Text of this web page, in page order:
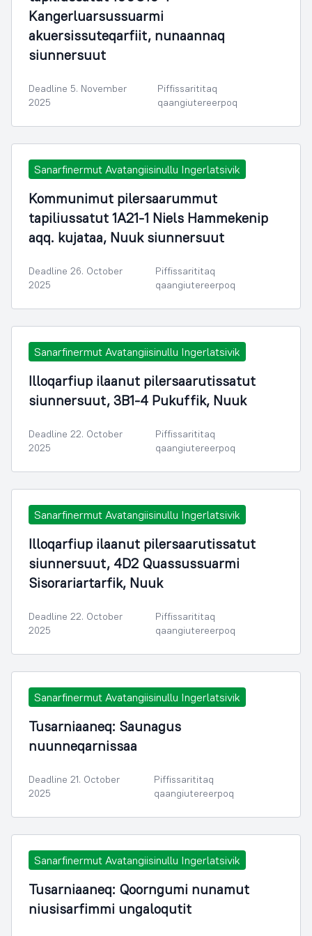
Kangerluarsussuarmi
akuersissuteqarfiit, nunaannaq
siunnersuut
Deadline 5. November
2025
Piffissarititaq
qaangiutereerpoq
Sanarfinermut Avatangiisinullu Ingerlatsivik
Kommunimut pilersaarummut
tapiliussatut 1A21-1 Niels Hammekenip
aqq. kujataa, Nuuk siunnersuut
Deadline 26. October
2025
Piffissarititaq
qaangiutereerpoq
Sanarfinermut Avatangiisinullu Ingerlatsivik
Illoqarfiup ilaanut pilersaarutissatut
siunnersuut, 3B1-4 Pukuffik, Nuuk
Deadline 22. October
2025
Piffissarititaq
qaangiutereerpoq
Sanarfinermut Avatangiisinullu Ingerlatsivik
Illoqarfiup ilaanut pilersaarutissatut
siunnersuut, 4D2 Quassussuarmi
Sisorariartarfik, Nuuk
Deadline 22. October
2025
Piffissarititaq
qaangiutereerpoq
Sanarfinermut Avatangiisinullu Ingerlatsivik
Tusarniaaneq: Saunagus
nuunneqarnissaa
Deadline 21. October
2025
Piffissarititaq
qaangiutereerpoq
Sanarfinermut Avatangiisinullu Ingerlatsivik
Tusarniaaneq: Qoorngumi nunamut
niusisarfimmi ungaloqutit